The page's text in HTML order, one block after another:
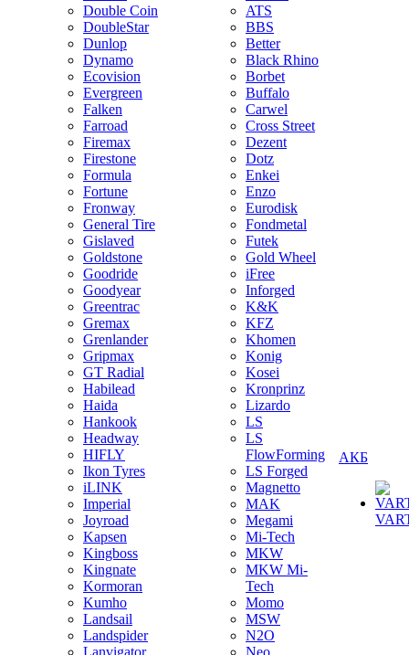
Double Coin
DoubleStar
Dunlop
Dynamo
Ecovision
Evergreen
Falken
Farroad
Firemax
Firestone
Formula
Fortune
Fronway
General Tire
Gislaved
Goldstone
Goodride
Goodyear
Greentrac
Gremax
Grenlander
Gripmax
GT Radial
Habilead
Haida
Hankook
Headway
HIFLY
Ikon Tyres
iLINK
Imperial
Joyroad
Kapsen
Kingboss
Kingnate
Kormoran
Kumho
Landsail
Landspider
Lanvigator
ATS
BBS
Better
Black Rhino
Borbet
Buffalo
Carwel
Cross Street
Dezent
Dotz
Enkei
Enzo
Eurodisk
Fondmetal
Futek
Gold Wheel
iFree
Inforged
K&K
KFZ
Khomen
Konig
Kosei
Kronprinz
Lizardo
LS
LS
FlowForming
LS Forged
Magnetto
MAK
Megami
Mi-Tech
MKW
MKW Mi-
Tech
Momo
MSW
N2O
Neo
АКБ